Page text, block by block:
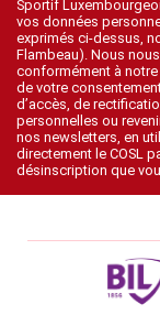
Sportif
vos données
exprimés ci-dessus,
Flambeau). Nous
conformément à notre
de votre
d’accès, de
personnelles ou
nos newsletters, en
directement le COSL
désinscription que